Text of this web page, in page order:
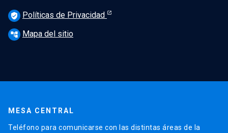
verified_user Políticas de Privacidad
account_tree Mapa del sitio
MESA CENTRAL
Teléfono para comunicarse con las distintas áreas de la